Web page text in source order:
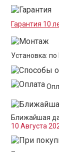
Гарантия 10
Установка:
Ближайшая
10 Августа